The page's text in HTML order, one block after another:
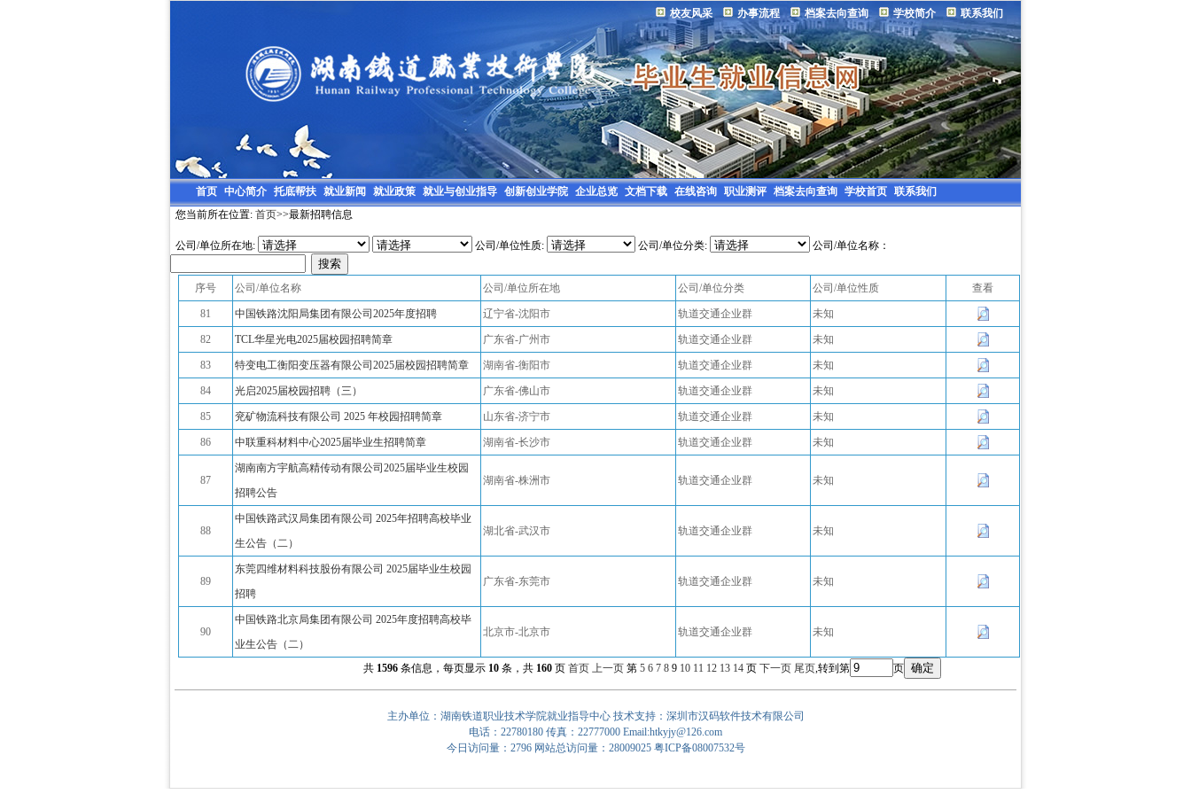
校友风采 办事流程 档案去向查询 学校简介 联系我们
首页 中心简介 托底帮扶 就业新闻 就业政策 就业与创业指导 创新创业学院 企业总览 文档下载 在线咨询 职业测评 档案去向查询 学校首页 联系我们
您当前所在位置: 首页>>最新招聘信息
公司/单位所在地: 公司/单位性质: 公司/单位分类: 公司/单位名称：
序号 公司/单位名称 公司/单位所在地 公司/单位分类 公司/单位性质 查看
81 中国铁路沈阳局集团有限公司2025年度招聘 辽宁省-沈阳市 轨道交通企业群 未知
82 TCL华星光电2025届校园招聘简章 广东省-广州市 轨道交通企业群 未知
83 特变电工衡阳变压器有限公司2025届校园招聘简章 湖南省-衡阳市 轨道交通企业群 未知
84 光启2025届校园招聘（三） 广东省-佛山市 轨道交通企业群 未知
85 兖矿物流科技有限公司 2025 年校园招聘简章 山东省-济宁市 轨道交通企业群 未知
86 中联重科材料中心2025届毕业生招聘简章 湖南省-长沙市 轨道交通企业群 未知
87
湖南南方宇航高精传动有限公司2025届毕业生校园
招聘公告
湖南省-株洲市 轨道交通企业群 未知
88
中国铁路武汉局集团有限公司 2025年招聘高校毕业
生公告（二）
湖北省-武汉市 轨道交通企业群 未知
89
东莞四维材料科技股份有限公司 2025届毕业生校园
招聘
广东省-东莞市 轨道交通企业群 未知
90
中国铁路北京局集团有限公司 2025年度招聘高校毕
业生公告（二）
北京市-北京市 轨道交通企业群 未知
共 1596 条信息，每页显示 10 条，共 160 页 首页 上一页 第 5 6 7 8 9 10 11 12 13 14 页 下一页 尾页,转到第 页
主办单位：湖南铁道职业技术学院就业指导中心 技术支持： 深圳市汉码软件技术有限公司
电话：22780180 传真：22777000 Email:htkyjy@126.com
今日访问量：2796 网站总访问量：28009025 粤ICP备08007532号